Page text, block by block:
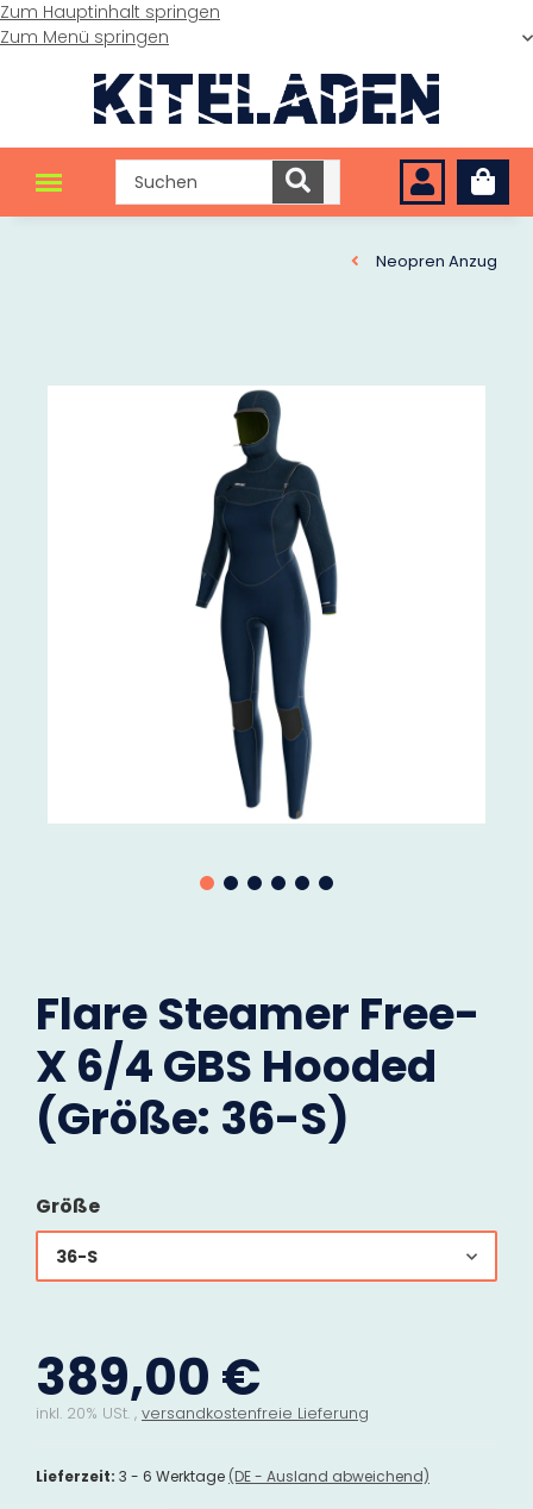
Zum Hauptinhalt springen
Zum Menü springen
Neopren Anzug
Flare Steamer Free-
X 6/4 GBS Hooded
(Größe: 36-S)
Größe
36-S
389,00 €
inkl. 20% USt. , versandkostenfreie Lieferung
Lieferzeit: 3 - 6 Werktage (DE - Ausland abweichend)